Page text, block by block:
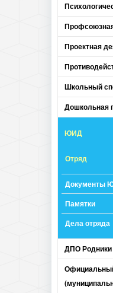
Проектная
Школьный
Дошкольная
ЮИД
Отряд
Документы
Памятки
Дела отряда
ДПО Родники